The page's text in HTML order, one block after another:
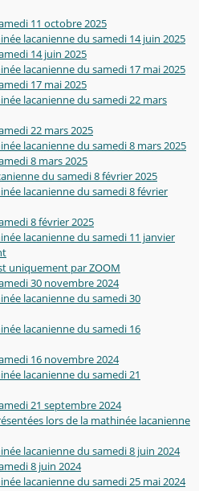
11 octobre 2025
lacanienne du samedi 14 juin 2025
14 juin 2025
lacanienne du samedi 17 mai 2025
17 mai 2025
lacanienne du samedi 22 mars
22 mars 2025
lacanienne du samedi 8 mars 2025
8 mars 2025
du samedi 8 février 2025
lacanienne du samedi 8 février
8 février 2025
lacanienne du samedi 11 janvier
uniquement par ZOOM
30 novembre 2024
lacanienne du samedi 30
lacanienne du samedi 16
16 novembre 2024
lacanienne du samedi 21
21 septembre 2024
lors de la mathinée lacanienne
lacanienne du samedi 8 juin 2024
8 juin 2024
lacanienne du samedi 25 mai 2024